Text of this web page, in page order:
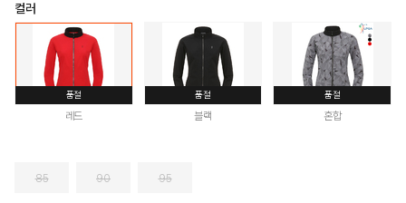
컬러
품절
레드
품절
블랙
품절
혼합
85 90 95